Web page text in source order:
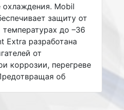
Mobil
защиту от
до –36
Extra разработана
от
коррозии, перегреве
об